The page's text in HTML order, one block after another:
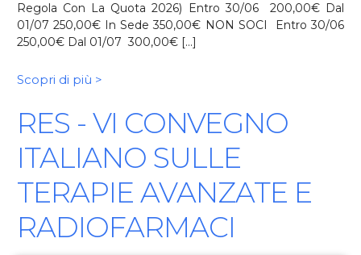
Regola Con La Quota 2026) Entro 30/06 200,00€ Dal
01/07 250,00€ In Sede 350,00€ NON SOCI Entro 30/06
250,00€ Dal 01/07 300,00€ [...]
Scopri di più >
RES - VI CONVEGNO
ITALIANO SULLE
TERAPIE AVANZATE E
RADIOFARMACI